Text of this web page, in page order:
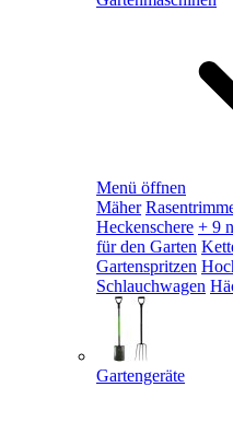
Menü öffnen
Mäher
Heckenschere + 9
für den Garten
Gartenspritzen
Schlauchwagen
Gartengeräte